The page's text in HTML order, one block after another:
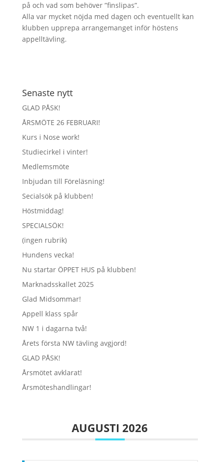
på och vad som behöver ”finslipas”.
Alla var mycket nöjda med dagen och eventuellt kan
klubben upprepa arrangemanget inför höstens
appelltävling.
Senaste nytt
GLAD PÅSK!
ÅRSMÖTE 26 FEBRUARI!
Kurs i Nose work!
Studiecirkel i vinter!
Medlemsmöte
Inbjudan till Föreläsning!
Secialsök på klubben!
Höstmiddag!
SPECIALSÖK!
(ingen rubrik)
Hundens vecka!
Nu startar ÖPPET HUS på klubben!
Marknadsskallet 2025
Glad Midsommar!
Appell klass spår
NW 1 i dagarna två!
Årets första NW tävling avgjord!
GLAD PÅSK!
Årsmötet avklarat!
Årsmöteshandlingar!
AUGUSTI 2026